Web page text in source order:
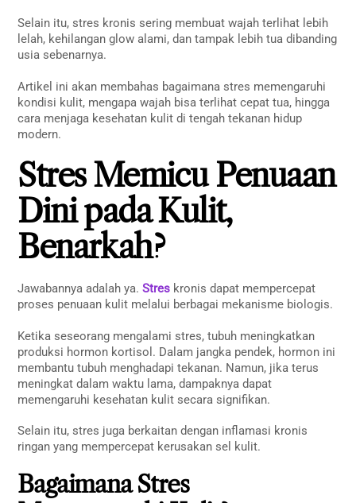
Selain itu, stres kronis sering membuat wajah terlihat lebih
lelah, kehilangan glow alami, dan tampak lebih tua dibanding
usia sebenarnya.
Artikel ini akan membahas bagaimana stres memengaruhi
kondisi kulit, mengapa wajah bisa terlihat cepat tua, hingga
cara menjaga kesehatan kulit di tengah tekanan hidup
modern.
Stres Memicu Penuaan
Dini pada Kulit,
Benarkah?
Jawabannya adalah ya.Stres kronis dapat mempercepat
proses penuaan kulit melalui berbagai mekanisme biologis.
Ketika seseorang mengalami stres, tubuh meningkatkan
produksi hormon kortisol. Dalam jangka pendek, hormon ini
membantu tubuh menghadapi tekanan. Namun, jika terus
meningkat dalam waktu lama, dampaknya dapat
memengaruhi kesehatan kulit secara signifikan.
Selain itu, stres juga berkaitan dengan inflamasi kronis
ringan yang mempercepat kerusakan sel kulit.
Bagaimana Stres